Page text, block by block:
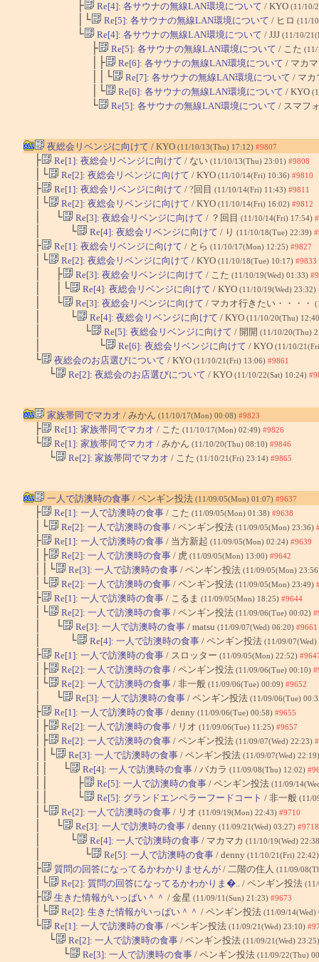
├ Re[4]: 各サウナの無線LAN環境について / KYO (11/10/
│└ Re[5]: 各サウナの無線LAN環境について / ヒロ (11/
└ Re[4]: 各サウナの無線LAN環境について / JJJ (11/10/
├ Re[5]: 各サウナの無線LAN環境について / こた
│├ Re[6]: 各サウナの無線LAN環境について / マカ
││└ Re[7]: 各サウナの無線LAN環境について / マ
│└ Re[6]: 各サウナの無線LAN環境について / KYO
└ Re[5]: 各サウナの無線LAN環境について / スマフ
夜総会リベンジに向けて / KYO (11/10/13(Thu) 17:12) #9807
├ Re[1]: 夜総会リベンジに向けて / ない (11/10/13(Thu) 23:01) #9808
│└ Re[2]: 夜総会リベンジに向けて / KYO (11/10/14(Fri) 10:36) #9810
├ Re[1]: 夜総会リベンジに向けて / ?回目 (11/10/14(Fri) 11:43) #9811
│└ Re[2]: 夜総会リベンジに向けて / KYO (11/10/14(Fri) 16:02) #9812
│ └ Re[3]: 夜総会リベンジに向けて / ？回目 (11/10/14(Fri) 17:54)
│ └ Re[4]: 夜総会リベンジに向けて / り (11/10/18(Tue) 22:39)
├ Re[1]: 夜総会リベンジに向けて / とら (11/10/17(Mon) 12:25) #9827
│└ Re[2]: 夜総会リベンジに向けて / KYO (11/10/18(Tue) 10:17) #9833
│ ├ Re[3]: 夜総会リベンジに向けて / こた (11/10/19(Wed) 01:33)
│ │└ Re[4]: 夜総会リベンジに向けて / KYO (11/10/19(Wed) 23:32)
│ └ Re[3]: 夜総会リベンジに向けて / マカオ行きたい・・・・
│ └ Re[4]: 夜総会リベンジに向けて / KYO (11/10/20(Thu)
│ └ Re[5]: 夜総会リベンジに向けて / 開開 (11/10/20(Thu)
│ └ Re[6]: 夜総会リベンジに向けて / KYO (11/10/
└ 夜総会のお店選びについて / KYO (11/10/21(Fri) 13:06) #9861
└ Re[2]: 夜総会のお店選びについて / KYO (11/10/22(Sat) 10:24)
家族帯同でマカオ / みかん (11/10/17(Mon) 00:08) #9823
├ Re[1]: 家族帯同でマカオ / こた (11/10/17(Mon) 02:49) #9826
└ Re[1]: 家族帯同でマカオ / みかん (11/10/20(Thu) 08:10) #9846
└ Re[2]: 家族帯同でマカオ / こた (11/10/21(Fri) 23:14) #9865
一人で訪澳時の食事/ ペンギン投法 (11/09/05(Mon) 01:07) #9637
├ Re[1]: 一人で訪澳時の食事/ こた (11/09/05(Mon) 01:38) #9638
│└ Re[2]: 一人で訪澳時の食事/ ペンギン投法 (11/09/05(Mon) 23:36)
├ Re[1]: 一人で訪澳時の食事/ 当方新起 (11/09/05(Mon) 02:24) #9639
│├ Re[2]: 一人で訪澳時の食事/ 虎 (11/09/05(Mon) 13:00) #9642
││└ Re[3]: 一人で訪澳時の食事/ ペンギン投法 (11/09/05(Mon)
│└ Re[2]: 一人で訪澳時の食事/ ペンギン投法 (11/09/05(Mon) 23:49)
├ Re[1]: 一人で訪澳時の食事/ こるま (11/09/05(Mon) 18:25) #9644
│└ Re[2]: 一人で訪澳時の食事/ ペンギン投法 (11/09/06(Tue) 00:02)
│ └ Re[3]: 一人で訪澳時の食事/ matsu (11/09/07(Wed) 06:20) #9661
│ └ Re[4]: 一人で訪澳時の食事/ ペンギン投法 (11/09/
├ Re[1]: 一人で訪澳時の食事/ スロッター (11/09/05(Mon) 22:52)
│├ Re[2]: 一人で訪澳時の食事/ ペンギン投法 (11/09/06(Tue) 00:10)
│└ Re[2]: 一人で訪澳時の食事/ 非一般 (11/09/06(Tue) 00:09) #9652
│ └ Re[3]: 一人で訪澳時の食事/ ペンギン投法 (11/09/06(Tue)
├ Re[1]: 一人で訪澳時の食事/ denny (11/09/06(Tue) 00:58) #9655
│├ Re[2]: 一人で訪澳時の食事/ リオ (11/09/06(Tue) 11:25) #9657
│├ Re[2]: 一人で訪澳時の食事/ ペンギン投法 (11/09/07(Wed) 22:23)
││└ Re[3]: 一人で訪澳時の食事/ ペンギン投法 (11/09/07(Wed)
││ └ Re[4]: 一人で訪澳時の食事/ バカラ (11/09/08(Thu) 12:02)
││ ├ Re[5]: 一人で訪澳時の食事/ ペンギン投法 (11/09/
││ └ Re[5]: グランドエンペラーフードコート / 非一般 (11/
│└ Re[2]: 一人で訪澳時の食事/ リオ (11/09/19(Mon) 22:43) #9710
│ └ Re[3]: 一人で訪澳時の食事/ denny (11/09/21(Wed) 03:27) #9718
│ └ Re[4]: 一人で訪澳時の食事/ マカマカ (11/10/19(Wed)
│ └ Re[5]: 一人で訪澳時の食事/ denny (11/10/21(Fri)
├ 質問の回答になってるかわかりませんが/ 二階の住人 (11/09/
│└ Re[2]: 質問の回答になってるかわかりま�../ ペンギン投法
├ 生きた情報がいっぱい＾＾ / 金星 (11/09/11(Sun) 21:23) #9673
│└ Re[2]: 生きた情報がいっぱい＾＾ / ペンギン投法 (11/09/
└ Re[1]: 一人で訪澳時の食事/ ペンギン投法 (11/09/21(Wed) 23:10)
└ Re[2]: 一人で訪澳時の食事/ ペンギン投法 (11/09/21(Wed)
└ Re[3]: 一人で訪澳時の食事/ ペンギン投法 (11/09/22(Thu)